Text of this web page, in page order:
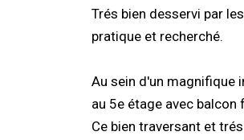
Trés bien desservi par
pratique et recherché.
Au sein d'un magnifique
au 5e étage avec balcon
Ce bien traversant et